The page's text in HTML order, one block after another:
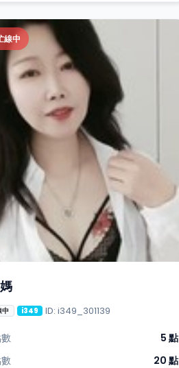
線中
中 i349 ID: i349_301139
5 點
20 點